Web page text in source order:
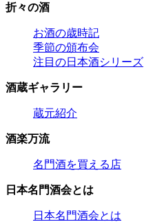
折々の酒
お酒の歳時記
季節の頒布会
注目の日本酒シリーズ
酒蔵ギャラリー
蔵元紹介
酒楽万流
名門酒を買える店
日本名門酒会とは
日本名門酒会とは